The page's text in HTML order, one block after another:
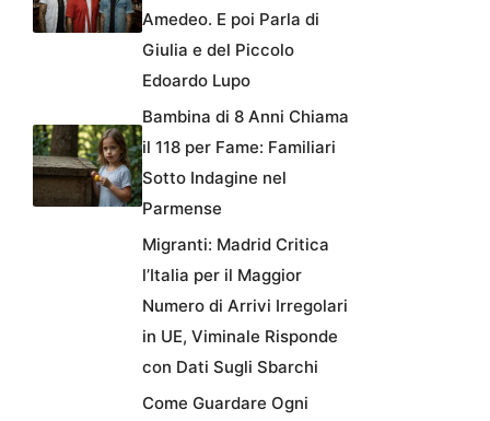
Amedeo. E poi Parla di
Giulia e del Piccolo
Edoardo Lupo
Bambina di 8 Anni Chiama
il 118 per Fame: Familiari
Sotto Indagine nel
Parmense
Migranti: Madrid Critica
l’Italia per il Maggior
Numero di Arrivi Irregolari
in UE, Viminale Risponde
con Dati Sugli Sbarchi
Come Guardare Ogni